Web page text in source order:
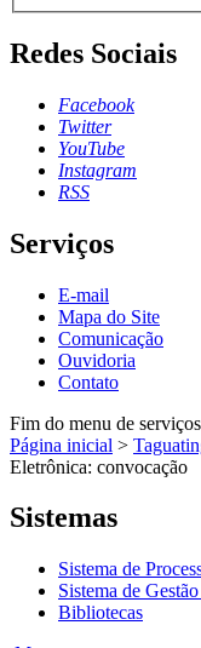
Redes Sociais
Facebook
Twitter
YouTube
Instagram
RSS
Serviços
E-mail
Mapa do Site
Comunicação
Ouvidoria
Contato
Fim do menu de serviços
Página inicial >
Eletrônica: convocação
Sistemas
Sistema de
Sistema de
Bibliotecas